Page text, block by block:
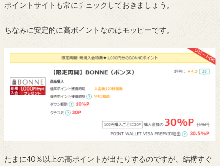
ポイントサイトも常にチェックしておきましょう。
ちなみに安定的に高ポイントなのはモッピーです。
たまに40％以上の高ポイントが出たりするのですが、結構すぐ